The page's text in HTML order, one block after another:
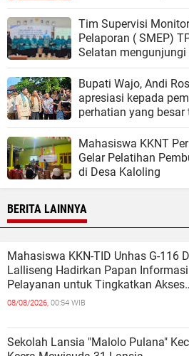
Tim Supervisi
Pelaporan ( SMEP) TP. PKK Provinsi Sulawesi
Selatan mengunjungi
Bupati Wajo, Andi
apresiasi kepada
perhatian yang
Mahasiswa KKNT
Gelar Pelatihan
di Desa Kaloling
BERITA LAINNYA
Mahasiswa KKN-TID Unhas G-116
Lalliseng Hadirkan Papan Informasi
Pelayanan untuk Tingkatkan Akses
Informasi Masyarakat
08/08/2026, 00:54 WIB
Sekolah Lansia "Malolo Pulana"